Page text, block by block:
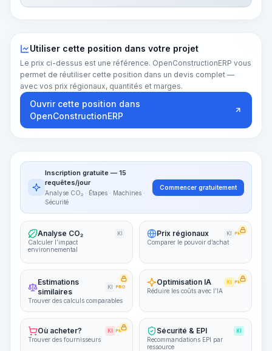
Utiliser cette position dans votre projet
Le prix ci-dessus est une référence. OpenConstructionERP vous
permet de réutiliser cette position dans un devis complet —
avec vos prix régionaux, quantités et marges.
Ouvrir cette position dans
OpenConstructionERP
Inscription gratuite — 15
requêtes/jour
Analyse CO₂ · Étapes · Machines ·
Sécurité
Commencer gratuitement
Analyse CO₂ KI
Calculer l’impact
environnemental
Prix régionaux KI PRO
Comparer le pouvoir d’achat
Estimations
similaires
KI PRO
Trouver des calculs comparables
Optimisation IA KI PRO
Réduire les coûts avec l’IA
Où acheter? KI PRO
Trouver des fournisseurs
Sécurité & EPI KI
Recommandations EPI par
ressource